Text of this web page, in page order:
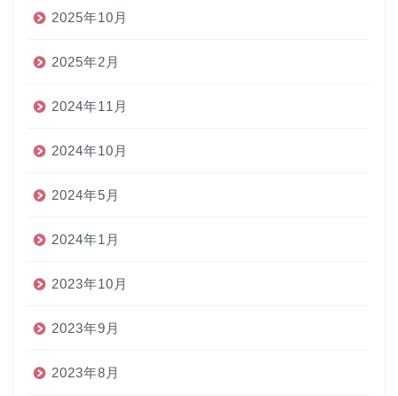
2025年10月
2025年2月
2024年11月
2024年10月
2024年5月
2024年1月
2023年10月
2023年9月
2023年8月